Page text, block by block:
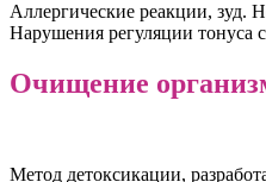
Аллергические реакции, зуд.
Нарушения регуляции тонуса
Очищение
Метод детоксикации,